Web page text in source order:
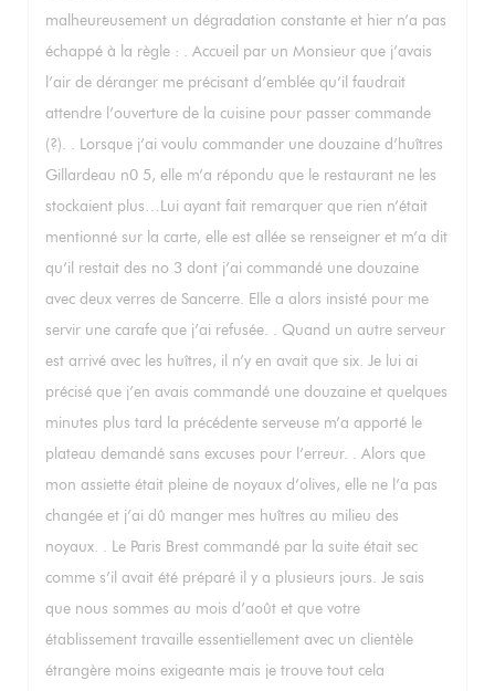
malheureusement un dégradation constante et hier n’a pas
échappé à la règle : . Accueil par un Monsieur que j’avais
l’air de déranger me précisant d’emblée qu’il faudrait
attendre l’ouverture de la cuisine pour passer commande
(?). . Lorsque j’ai voulu commander une douzaine d’huîtres
Gillardeau n0 5, elle m’a répondu que le restaurant ne les
stockaient plus…Lui ayant fait remarquer que rien n’était
mentionné sur la carte, elle est allée se renseigner et m’a dit
qu’il restait des no 3 dont j’ai commandé une douzaine
avec deux verres de Sancerre. Elle a alors insisté pour me
servir une carafe que j’ai refusée. . Quand un autre serveur
est arrivé avec les huîtres, il n’y en avait que six. Je lui ai
précisé que j’en avais commandé une douzaine et quelques
minutes plus tard la précédente serveuse m’a apporté le
plateau demandé sans excuses pour l’erreur. . Alors que
mon assiette était pleine de noyaux d’olives, elle ne l’a pas
changée et j’ai dû manger mes huîtres au milieu des
noyaux. . Le Paris Brest commandé par la suite était sec
comme s’il avait été préparé il y a plusieurs jours. Je sais
que nous sommes au mois d’août et que votre
établissement travaille essentiellement avec un clientèle
étrangère moins exigeante mais je trouve tout cela